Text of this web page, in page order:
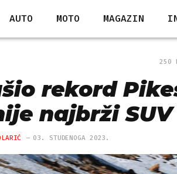
AUTO MOTO MAGAZIN
250
rekord
najbrži SUV
03. STUDENOGA 2023.